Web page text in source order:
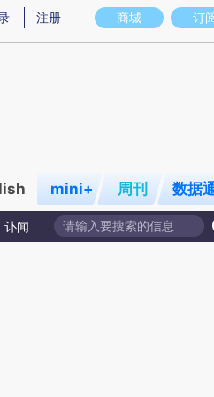
实意图存在偏差。不代表财新观点和立场
商城 订
注册
mini+ 周刊 数据
讣闻